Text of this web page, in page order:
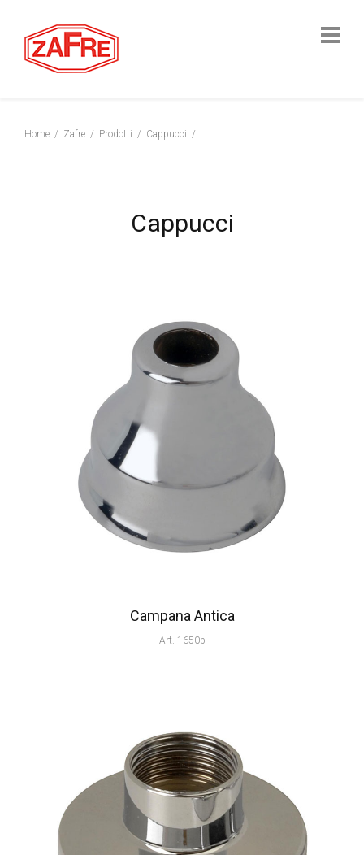
Home Zafre Prodotti Cappucci
Cappucci
Campana Antica
Art. 1650b